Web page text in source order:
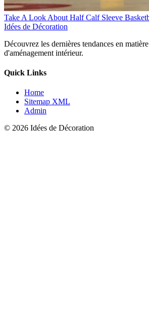
Take A Look About Half Calf Sleeve
Idées de Décoration
Découvrez les dernières tendances en
d'aménagement intérieur.
Quick Links
Home
Sitemap XML
Admin
© 2026 Idées de Décoration